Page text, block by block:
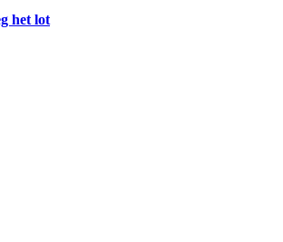
het lot